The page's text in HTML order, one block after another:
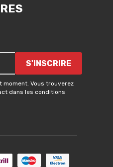
S'INSCRIRE
moment. Vous trouverez
dans les conditions